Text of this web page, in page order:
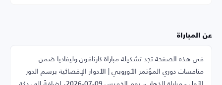
عن المباراة
في هذه الصفحة تجد تشكيلة مباراة كارنافون وليفاديا ضمن
منافسات دوري المؤتمر الأوروبي | الأدوار الإقصائية برسم الدور